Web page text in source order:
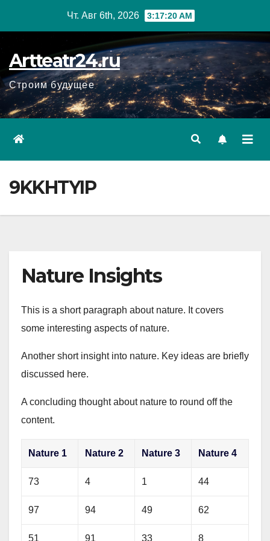
Чт. Авг 6th, 2026 3:17:21 AM
Artteatr24.ru
Строим будущее
9KKHTYIP
Nature Insights
This is a short paragraph about nature. It covers
some interesting aspects of nature.
Another short insight into nature. Key ideas are briefly
discussed here.
A concluding thought about nature to round off the
content.
Nature 1 Nature 2 Nature 3 Nature 4
73 4 1 44
97 94 49 62
51 91 33 8